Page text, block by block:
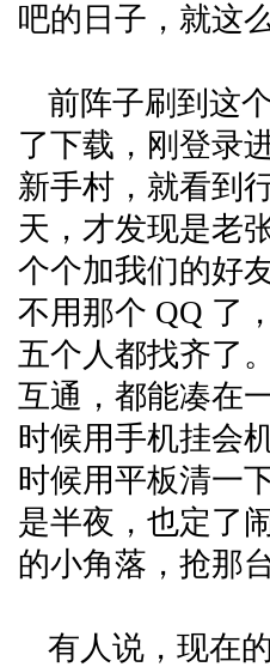
吧的日子，就这
前阵子刷到这
了下载，刚登录
新手村，就看到
天，才发现是老
个个加我们的好
不用那个 QQ 了
五个人都找齐了
互通，都能凑在
时候用手机挂会
时候用平板清一
是半夜，也定了
的小角落，抢那
有人说，现在